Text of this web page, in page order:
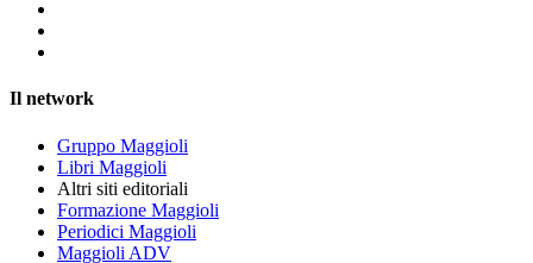
Il network
Gruppo Maggioli
Libri Maggioli
Altri siti editoriali
Formazione Maggioli
Periodici Maggioli
Maggioli ADV